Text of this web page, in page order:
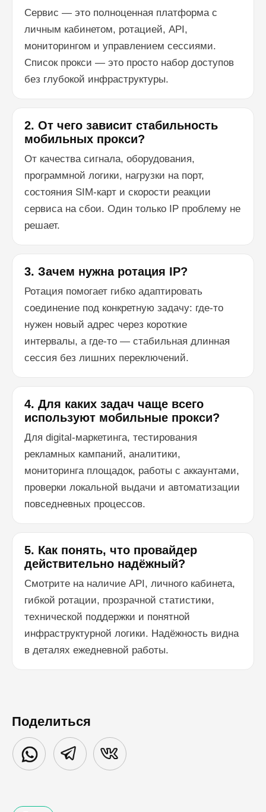
Сервис — это полноценная платформа с
личным кабинетом, ротацией, API,
мониторингом и управлением сессиями.
Список прокси — это просто набор доступов
без глубокой инфраструктуры.
2. От чего зависит стабильность
мобильных прокси?
От качества сигнала, оборудования,
программной логики, нагрузки на порт,
состояния SIM-карт и скорости реакции
сервиса на сбои. Один только IP проблему не
решает.
3. Зачем нужна ротация IP?
Ротация помогает гибко адаптировать
соединение под конкретную задачу: где-то
нужен новый адрес через короткие
интервалы, а где-то — стабильная длинная
сессия без лишних переключений.
4. Для каких задач чаще всего
используют мобильные прокси?
Для digital-маркетинга, тестирования
рекламных кампаний, аналитики,
мониторинга площадок, работы с аккаунтами,
проверки локальной выдачи и автоматизации
повседневных процессов.
5. Как понять, что провайдер
действительно надёжный?
Смотрите на наличие API, личного кабинета,
гибкой ротации, прозрачной статистики,
технической поддержки и понятной
инфраструктурной логики. Надёжность видна
в деталях ежедневной работы.
Поделиться